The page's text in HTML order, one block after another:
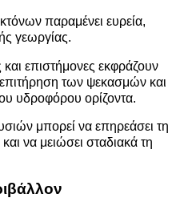
παραμένει ευρεία,
γεωργίας.
επιστήμονες εκφράζουν
των ψεκασμών και
υδροφόρου ορίζοντα.
μπορεί να επηρεάσει τη
να μειώσει σταδιακά τη